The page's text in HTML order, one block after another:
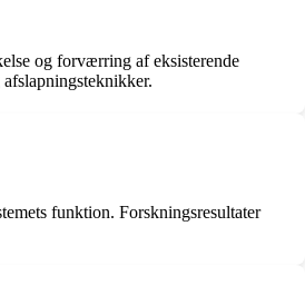
og forværring af eksisterende
funktion. Forskningsresultater